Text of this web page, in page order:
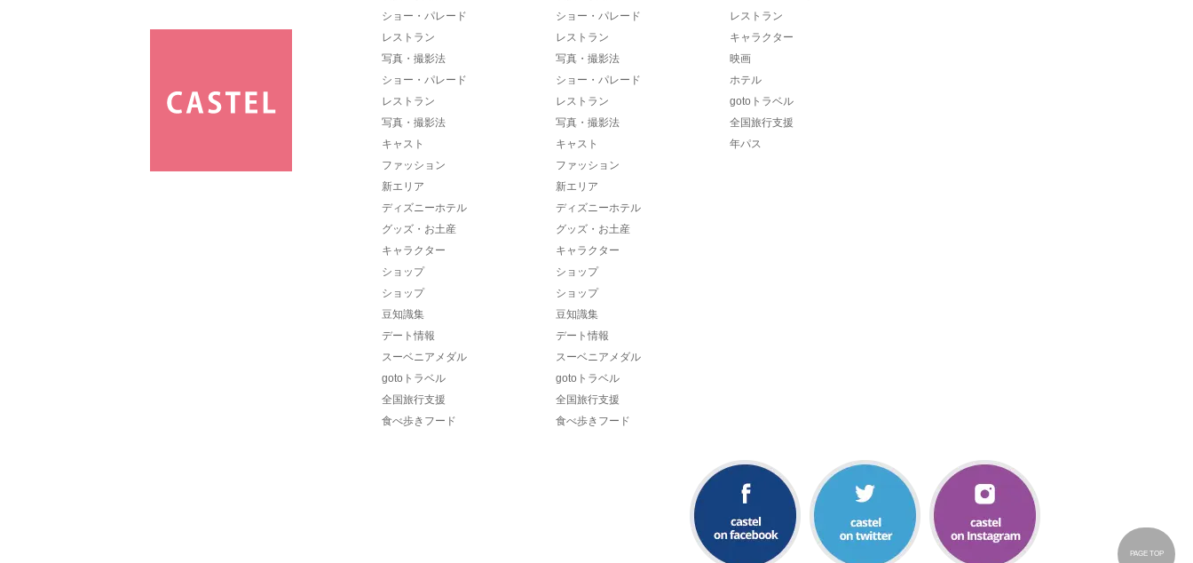
ショー・パレード
レストラン
写真・撮影法
ショー・パレード
レストラン
写真・撮影法
キャスト
ファッション
新エリア
ディズニーホテル
グッズ・お土産
キャラクター
ショップ
ショップ
豆知識集
デート情報
スーベニアメダル
gotoトラベル
全国旅行支援
食べ歩きフード
ショー・パレード
レストラン
写真・撮影法
ショー・パレード
レストラン
写真・撮影法
キャスト
ファッション
新エリア
ディズニーホテル
グッズ・お土産
キャラクター
ショップ
ショップ
豆知識集
デート情報
スーベニアメダル
gotoトラベル
全国旅行支援
食べ歩きフード
レストラン
キャラクター
映画
ホテル
gotoトラベル
全国旅行支援
年パス
PAGE TOP